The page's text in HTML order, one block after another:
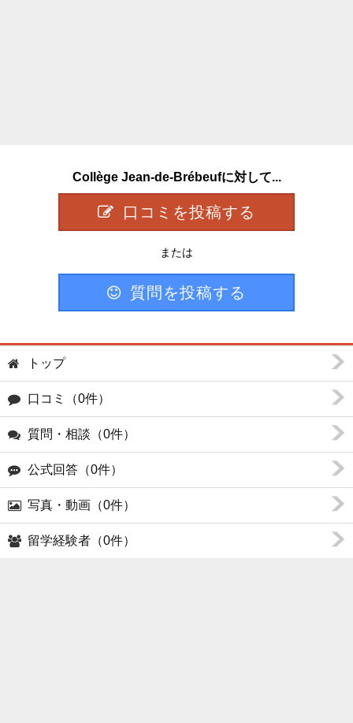
Collège Jean-de-Brébeufに対して...
口コミを投稿する
または
質問を投稿する
トップ
口コミ（0件）
質問・相談（0件）
公式回答（0件）
写真・動画（0件）
留学経験者（0件）